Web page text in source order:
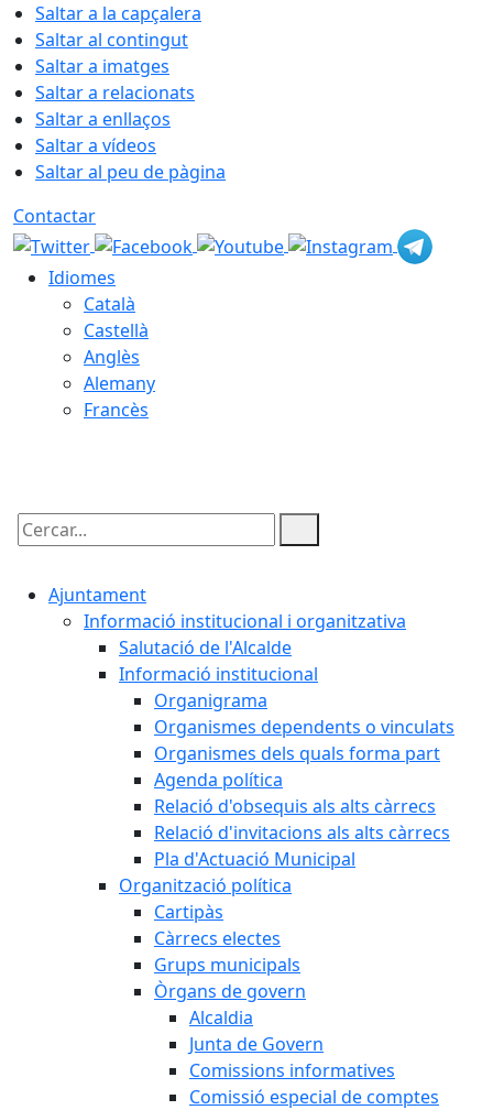
Saltar a la capçalera
Saltar al contingut
Saltar a imatges
Saltar a relacionats
Saltar a enllaços
Saltar a vídeos
Saltar al peu de pàgina
Contactar
Idiomes
Català
Castellà
Anglès
Alemany
Francès
Cercar:
Ajuntament
Informació institucional i organitzativa
Salutació de l'Alcalde
Informació institucional
Organigrama
Organismes dependents o vinculats
Organismes dels quals forma part
Agenda política
Relació d'obsequis als alts càrrecs
Relació d'invitacions als alts càrrecs
Pla d'Actuació Municipal
Organització política
Cartipàs
Càrrecs electes
Grups municipals
Òrgans de govern
Alcaldia
Junta de Govern
Comissions informatives
Comissió especial de comptes